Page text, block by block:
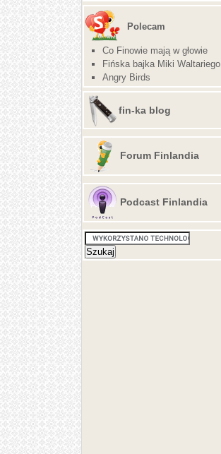
Polecam
Co Finowie mają w głowie
Fińska bajka Miki Waltariego
Angry Birds
fin-ka blog
Forum Finlandia
Podcast Finlandia